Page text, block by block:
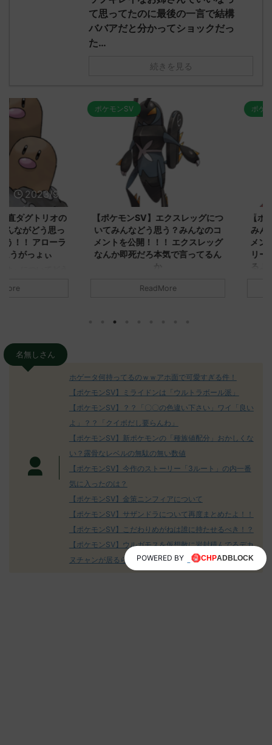
て思ってたのに最後の一言で結構
ババアだと分かってショックだっ
た…
続きを見る
2023/9/8
トリオの
どう思っ
アローラ
っょぃ
test/re
リージョ
ただダグト
れたウミト
ポケモンSV
2023/9/8
【ポケモンSV】エクスレッグにつ
いてみんなどう思う？みんなのコ
メントを公開！！！ エクスレッグ
なんか即死だろ本気で言ってるん
う思ってる？ 初めの記事 元のス
ッグヘルムかっこいいから助かる 名
決めた！ (ﾜｯﾁｮｲW b524-NwUu)
2023/06/28(水 ...
ReadMore
ポケモンSV
【ポケモ
みんなど
メントを
リーはバ
るよりビ
たラウドボ
しさん0624
名無しさん
ホゲータ何持ってるのｗｗアホ面で可愛すぎる件！
【ポケモンSV】ミライドンは「ウルトラボール派」
【ポケモンSV】？？「〇〇の色違い下さい」ワイ「良い
よ」？？「クイボだし要らんわ」
【ポケモンSV】新ポケモンの「種族値配分」おかしくな
い？露骨なレベルの無駄の無い数値
【ポケモンSV】今作のストーリー「3ルート」の内一番
気に入ったのは？
【ポケモンSV】金策ニンフィアについて
【ポケモンSV】サザンドラについて再度まとめたよ！！
【ポケモンSV】こだわりめがねは誰に持たせるべき！？
【ポケモンSV】ウルガモスを仮想敵に岩封積んでるデカ
ヌチャンが居るらしいPOWERED BY